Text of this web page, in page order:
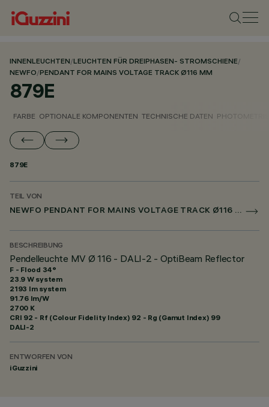
INNENLEUCHTEN/LEUCHTEN FÜR DREIPHASEN- STROMSCHIENE/
NEWFO/PENDANT FOR MAINS VOLTAGE TRACK Ø116 MM
879E
FARBE OPTIONALE KOMPONENTEN TECHNISCHE DATEN
879E
TEIL VON
NEWFO PENDANT FOR MAINS VOLTAGE TRACK Ø116 MM
BESCHREIBUNG
Pendelleuchte MV Ø 116 - DALI-2 - OptiBeam Reflector
F - Flood 34°
23.9 W system
2193 lm system
91.76 lm/W
2700 K
CRI 92 - Rf (Colour Fidelity Index) 92 - Rg (Gamut Index) 99
DALI-2
ENTWORFEN VON
iGuzzini